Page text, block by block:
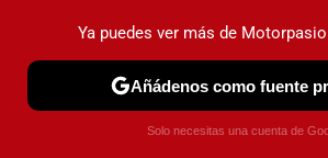
PRUEBAS COCHES ELÉCTRICOS
Ya puedes ver más de
Añádenos como fuente
Solo necesitas una cuenta de